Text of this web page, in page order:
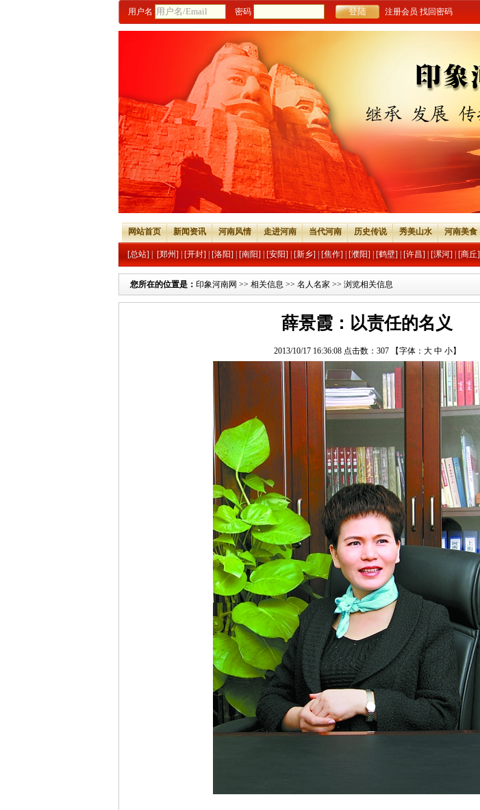
用户名 密码 注册会员 找回密码
网站首页 新闻资讯 河南风情 走进河南 当代河南 历史传说 秀美山水 河南美食
[总站] [郑州] [开封] [洛阳] [南阳] [安阳] [新乡] [焦作] [濮阳] [鹤壁] [许昌] [漯河] [商丘]
您所在的位置是： 印象河南网 >> 相关信息 >> 名人名家 >> 浏览相关信息
薛景霞：以责任的名义
2013/10/17 16:36:08 点击数： 307 【字体： 大 中 小】